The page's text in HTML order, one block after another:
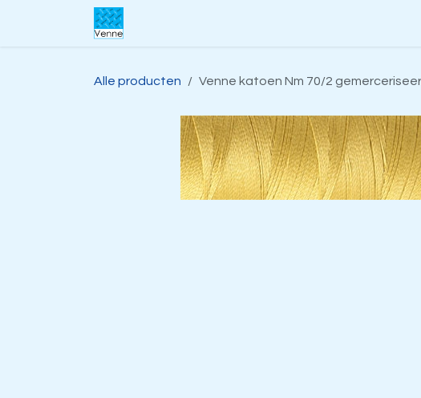
Overslaan naar inhoud
Alle producten Venne katoen Nm 70/2